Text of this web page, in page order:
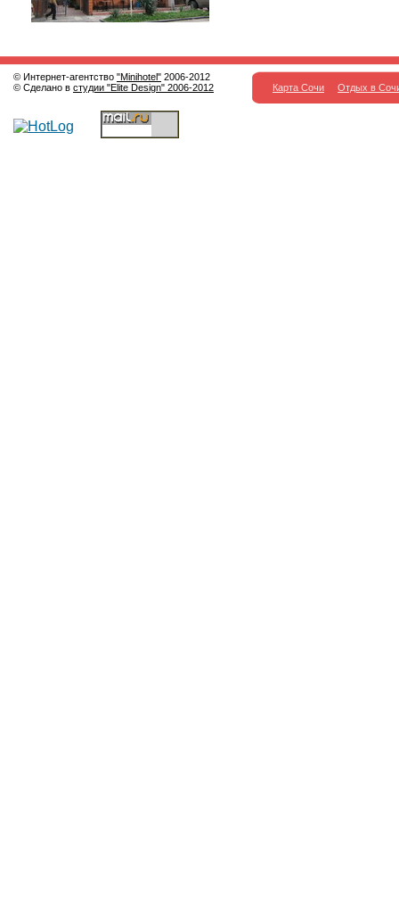
© Интернет-агентство "Minihotel" 2006-2012
© Сделано в студии "Elite Design" 2006-2012 Карта Сочи Отдых в